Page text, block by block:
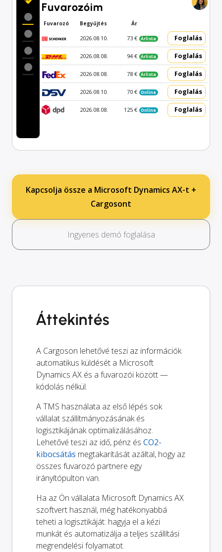
Fuvarozóim
Fuvarozó Begyűjtés Ár
2026.08.10. 73 € Árlista Foglalás
2026.08.08. 94 € Árlista Foglalás
2026.08.08. 78 € Árlista Foglalás
2026.08.10. 70 € Online Foglalás
2026.08.08. 125 € Online Foglalás
Kapcsolja össze a Microsoft Dynamics AX-t +
Cargosont
Ingyenes demó foglalása
Áttekintés
A Cargoson lehetővé teszi az információk
automatikus küldését a Microsoft
Dynamics AX és a fuvarozói között —
kódolás nélkül.
A TMS használata az első lépés sok
vállalat szállítmányozásának és
logisztikájának optimalizálásához.
Lehetővé teszi az idő, pénz és CO2-
kibocsátás megtakarítását azáltal, hogy az
összes fuvarozó partnere egy
irányítópulton van.
Ha az Ön vállalata Microsoft Dynamics AX
szoftvert használ, még hatékonyabbá
teheti a logisztikáját: hagyja el a kézi
munkát és automatizálja a teljes szállítási
megrendelési folyamatot.